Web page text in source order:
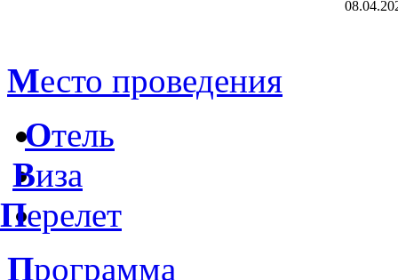
Место проведения
Отель
Виза
Перелет
Программа